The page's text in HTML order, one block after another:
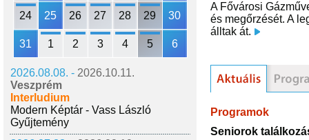
24 25 26 27 28 29 30
31 1 2 3 4 5 6
2026.08.08. - 2026.10.11.
Veszprém
Interludium
Modern Képtár - Vass László
Gyűjtemény
A Fővárosi
és megőrzését. A
álltak át.
Programok
Seniorok